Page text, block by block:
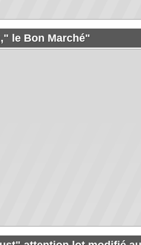
lot modifié au 29/03/
dernier né 2012 sur le site